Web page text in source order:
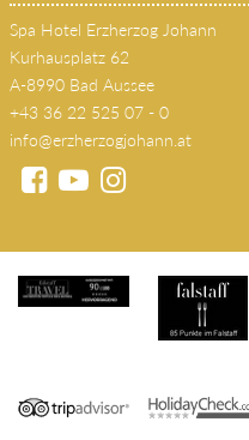
KONTAKT
Spa Hotel Erzherzog Johann
Kurhausplatz 62
A-8990 Bad Aussee
+43 36 22 525 07 - 0
info@erzherzogjohann.at